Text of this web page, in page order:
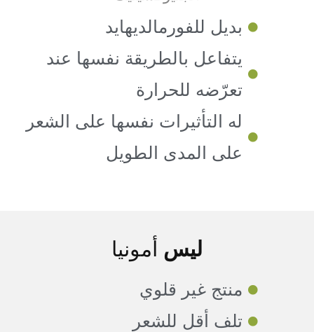
بديل للفورمالديهايد
يتفاعل بالطريقة نفسها عند
تعرّضه للحرارة
له التأثيرات نفسها على الشعر
على المدى الطويل
ليس أمونيا
منتج غير قلوي
تلف أقل للشعر